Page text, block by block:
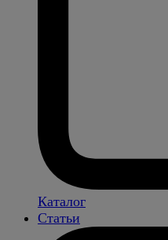
Каталог
Статьи